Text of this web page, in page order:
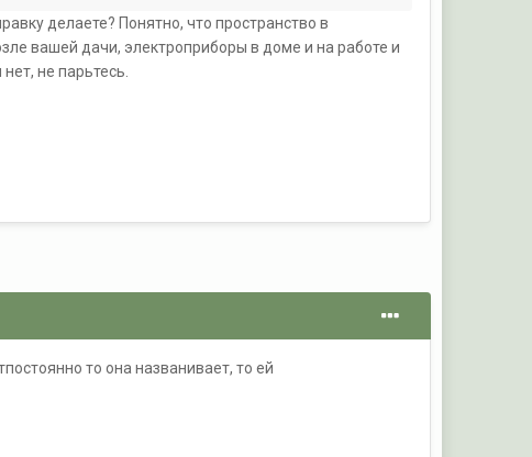
делаете? Понятно, что пространство в
вашей дачи, электроприборы в доме и на работе и
не парьтесь.
то она названивает, то ей